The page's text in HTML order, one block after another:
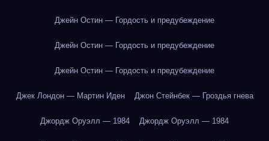
Джейн Остин — Гордость и предубеждение
Джейн Остин — Гордость и предубеждение
Джейн Остин — Гордость и предубеждение
Джек Лондон — Мартин Иден Джон Стейнбек — Гроздья гнева
Джордж Оруэлл — 1984 Джордж Оруэлл — 1984